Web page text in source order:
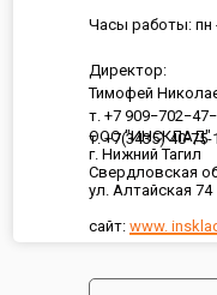
ООО "ИНСКЛАД"
г. Нижний Тагил
Свердловская
ул. Алтайская 74
сайт: www.
Часы работы: пн
Директор:
Тимофей
т. +7
т. +7(3435) 40-75-